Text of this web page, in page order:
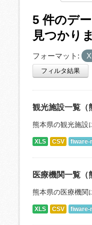
5 件のデ
見つかり
フォーマット:
フィルタ結果
観光施設一覧（
熊本県の観光施設
XLS CSV fiware-
医療機関一覧（
熊本県の医療機関
XLS CSV fiware-